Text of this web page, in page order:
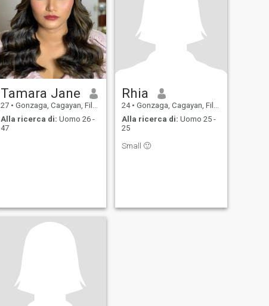
Tamara Jane
27 • Gonzaga, Cagayan, Filippine
Alla ricerca di: Uomo 26 -
47
Rhia
24 • Gonzaga, Cagayan, Filippine
Alla ricerca di: Uomo 25 -
25
Small 🙂